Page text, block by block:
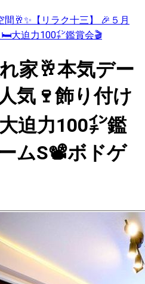
🥂✨【リラク十三】 🎉５月
🛏大迫力100㌅鑑賞会🎬
家🥂本気デー
気🍷飾り付け
迫力100㌅鑑
ムS📽️ボドゲ